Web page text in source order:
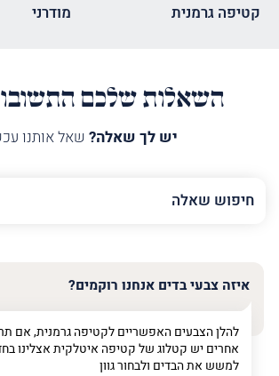
קטיפה גרמנית מודרני
השאלות שלכם
יש לך שאלה?שאל אותנו
השם
שלך
טלפון (חובה)
איזה צבעי בדים אנחנו רוקמים?
להלן הצבעים האפשריים לקטיפה גרמנית, אם
אחרים יש קטלוג של קטיפה איטלקית אצלינו
למשש את הבדים ולבחור גוון